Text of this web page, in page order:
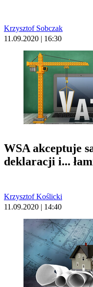
Krzysztof Sobczak
11.09.2020 | 16:30
WSA akceptuje
deklaracji i...
Krzysztof Koślicki
11.09.2020 | 14:40